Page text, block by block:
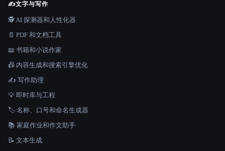
✍️文字与写作
🕵️ AI 探测器和人性化器
📄 PDF 和文档工具
📖 书籍和小说作家
📠 内容生成和搜索引擎优化
✍️ 写作助理
💡 即时库与工程
🏷️ 名称、口号和命名生成器
📚 家庭作业和作文助手
📝 文本生成